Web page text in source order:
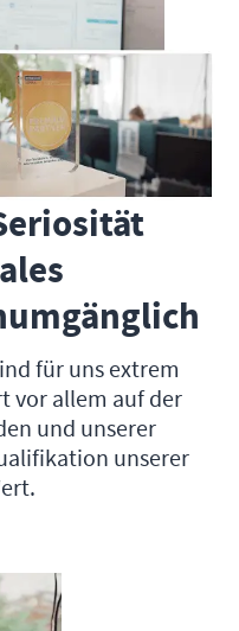
für uns extrem
vor allem auf der
und unserer
unserer